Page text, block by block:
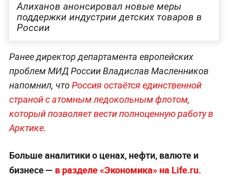
Алиханов анонсировал новые меры
поддержки индустрии детских товаров в
России
Ранее директор департамента европейских
проблем МИД России Владислав Масленников
напомнил, чтоРоссия остаётся единственной
страной с атомным ледокольным флотом,
который позволяет вести полноценную работу в
Арктике.
Больше аналитики о ценах, нефти, валюте и
бизнесе — в разделе «Экономика» на Life.ru.